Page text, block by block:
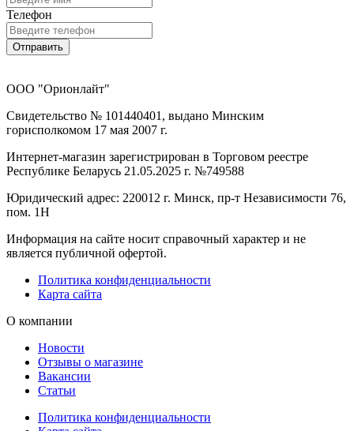
Телефон
Отправить
ООО "Орионлайт"
Свидетельство № 101440401, выдано Минским
горисполкомом 17 мая 2007 г.
Интернет-магазин зарегистрирован в Торговом реестре
Республике Беларусь 21.05.2025 г. №749588
Юридический адрес: 220012 г. Минск, пр-т Независимости 76,
пом. 1Н
Информация на сайте носит справочный характер и не
является публичной офертой.
Политика конфиденциальности
Карта сайта
О компании
Новости
Отзывы о магазине
Вакансии
Статьи
Политика конфиденциальности